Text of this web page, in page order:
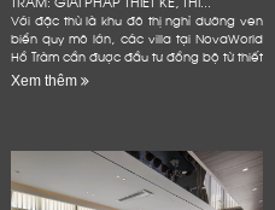
Với đặc thù là khu đô thị nghỉ dưỡng ven
biển quy mô lớn, các villa tại NovaWorld
Hồ Tràm cần được đầu tư đồng bộ từ thiết
kế nội thất, thi công hoàn thiện đến
Xem thêm